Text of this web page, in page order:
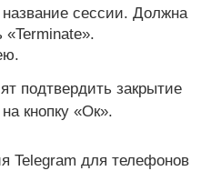
сессии. Должна
«Terminate».
подтвердить закрытие
кнопку «Ок».
Telegram для телефонов